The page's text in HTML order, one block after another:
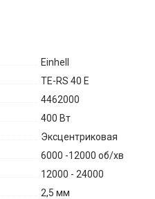
Einhell
TE-RS 40 E
4462000
400 Вт
Эксцентриковая
6000 -12000 об/хв
12000 - 24000
2,5 мм